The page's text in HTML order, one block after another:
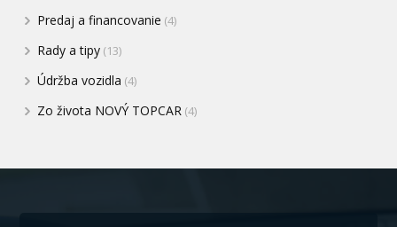
Predaj a financovanie (4)
Rady a tipy (13)
Údržba vozidla (4)
Zo života NOVÝ TOPCAR (4)